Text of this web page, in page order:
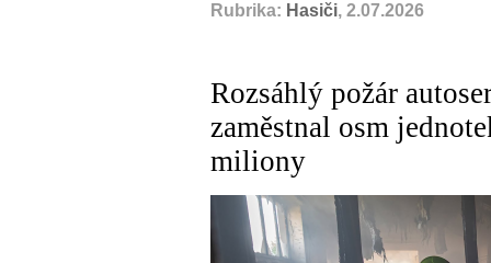
Rubrika: Hasiči, 2.07.2026
Rozsáhlý požár
zaměstnal osm
miliony